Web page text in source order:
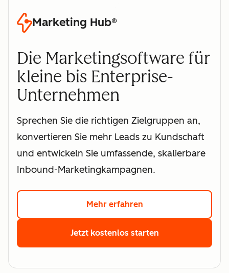
Marketing Hub®
Die Marketingsoftware für
kleine bis Enterprise-
Unternehmen
Sprechen Sie die richtigen Zielgruppen an,
konvertieren Sie mehr Leads zu Kundschaft
und entwickeln Sie umfassende, skalierbare
Inbound-Marketingkampagnen.
Mehr erfahren
Jetzt kostenlos starten